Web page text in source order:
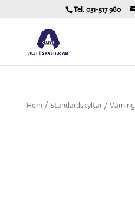
Tel. 031-517 980
Hem / Standardskyltar/ Varning